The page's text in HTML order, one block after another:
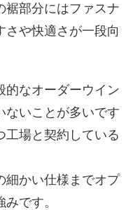
裾部分にはファスナ
さや快適さが一段向
的なオーダーウイン
ないことが多いです
工場と契約している
細かい仕様までオプ
です。